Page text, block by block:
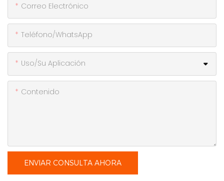
Correo Electrónico
Teléfono/WhatsApp
Uso/Su Aplicación
Contenido
ENVIAR CONSULTA AHORA